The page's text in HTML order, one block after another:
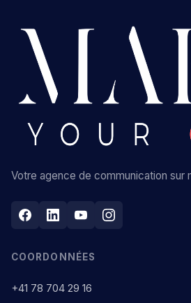
Votre agence de communication sur
COORDONNÉES
+41 78 704 29 16